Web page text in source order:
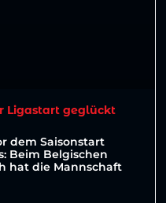
Ligastart geglückt
dem Saisonstart
Beim Belgischen
hat die Mannschaft